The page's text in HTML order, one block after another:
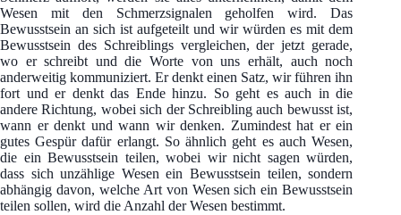
Wesen mit den Schmerzsignalen geholfen wird. Das
Bewusstsein an sich ist aufgeteilt und wir würden es mit dem
Bewusstsein des Schreiblings vergleichen, der jetzt gerade,
wo er schreibt und die Worte von uns erhält, auch noch
anderweitig kommuniziert. Er denkt einen Satz, wir führen ihn
fort und er denkt das Ende hinzu. So geht es auch in die
andere Richtung, wobei sich der Schreibling auch bewusst ist,
wann er denkt und wann wir denken. Zumindest hat er ein
gutes Gespür dafür erlangt. So ähnlich geht es auch Wesen,
die ein Bewusstsein teilen, wobei wir nicht sagen würden,
dass sich unzählige Wesen ein Bewusstsein teilen, sondern
abhängig davon, welche Art von Wesen sich ein Bewusstsein
teilen sollen, wird die Anzahl der Wesen bestimmt.